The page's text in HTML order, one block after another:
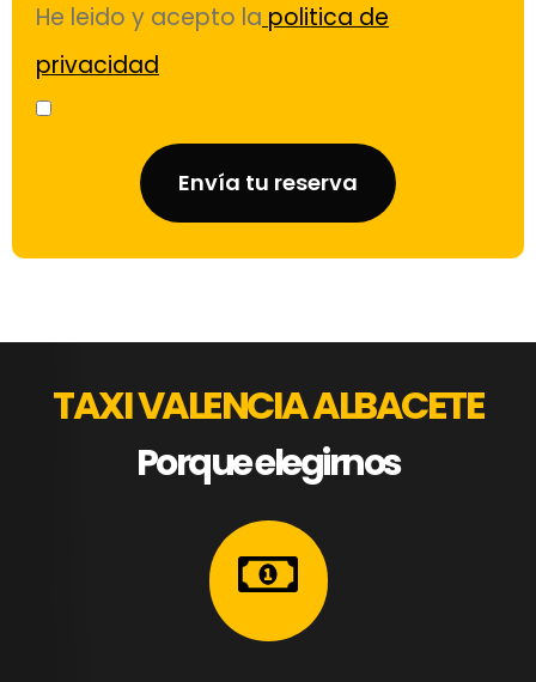
He leido y acepto la politica de
privacidad
Envía tu reserva
TAXI VALENCIA ALBACETE
Porque elegirnos